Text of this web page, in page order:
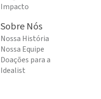
Impacto
Sobre Nós
Nossa História
Nossa Equipe
Doações para a
Idealist